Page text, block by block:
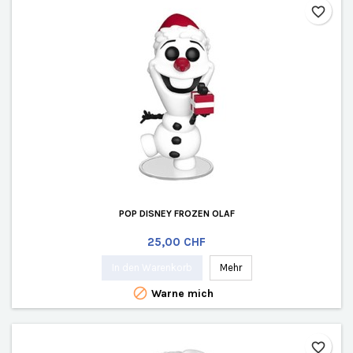
POP DISNEY FROZEN OLAF
Preis
25,00 CHF
Mehr
 Warne mich
favorite_border
favorite_border